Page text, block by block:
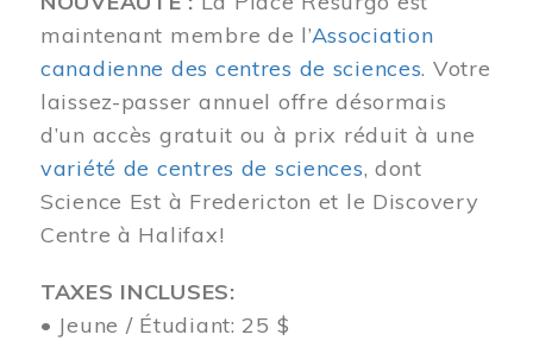
maintenant membre de l’Association
canadienne des centres de sciences. Votre
laissez-passer annuel offre désormais
d’un accès gratuit ou à prix réduit à une
variété de centres de sciences, dont
Science Est à Fredericton et le Discovery
Centre à Halifax!
TAXES INCLUSES:
• Jeune / Étudiant: 25 $